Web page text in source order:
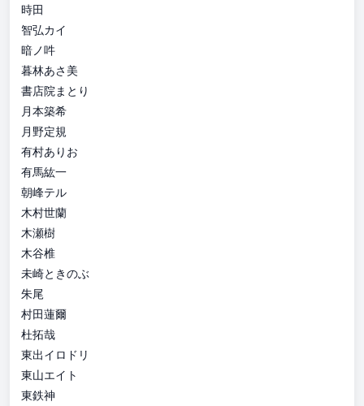
時田
智弘カイ
暗ノ吽
暮林あさ美
書店院まとり
月本築希
月野定規
有村ありお
有馬紘一
朝峰テル
木村世蘭
木瀬樹
木谷椎
未崎ときのぶ
朱尾
村田蓮爾
杜拓哉
東出イロドリ
東山エイト
東鉄神